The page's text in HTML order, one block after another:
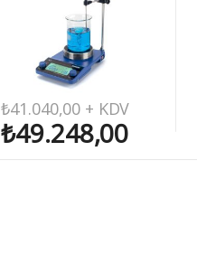
₺41.040,00 + KDV
₺49.248,00